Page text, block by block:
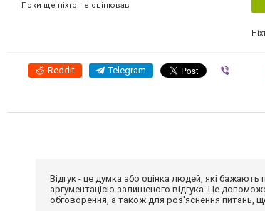
Поки ще ніхто не оцінював
Reddit Telegram
Відгук - це думка або оцінка людей, які
аргументацією залишеного відгука. Це
обговорення, а також для роз'яснення питань,